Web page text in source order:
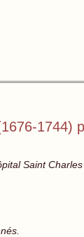
1744)
Saint